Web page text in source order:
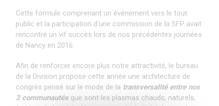
Cette formule comprenant un événement vers le tout
public et la participation d’une commission de la SFP avait
rencontré un vif succès lors de nos précédentes journées
de Nancy en 2016.
Afin de renforcer encore plus notre attractivité, le bureau
de la Division propose cette année une architecture de
congrès pensé sur le mode de la transversalité entre nos
3 communautésque sont les plasmas chauds, naturels,